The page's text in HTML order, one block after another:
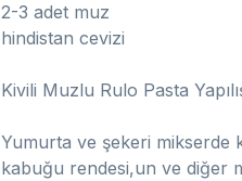
2-3 adet muz
hindistan cevizi
Kivili Muzlu Rulo Pasta
Yumurta ve şekeri mikserde
kabuğu rendesi,un ve diğer